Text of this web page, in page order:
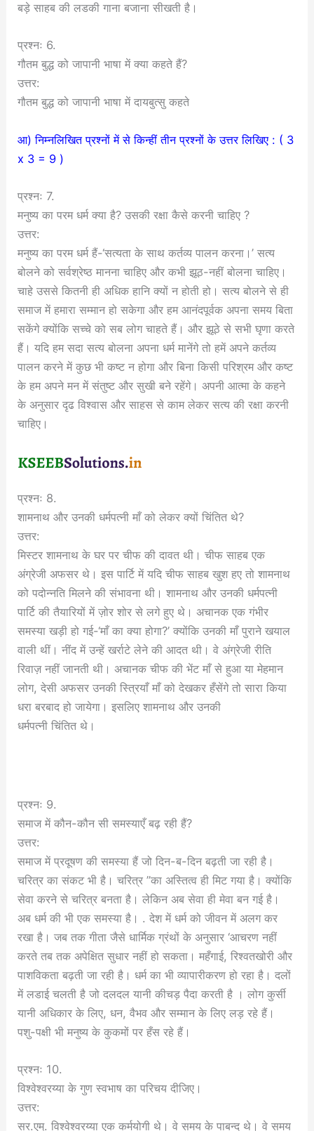
बड़े साहब की लडकी गाना बजाना सीखती है।
प्रश्नः 6.
गौतम बुद्ध को जापानी भाषा में क्या कहते हैं?
उत्तर:
गौतम बुद्ध को जापानी भाषा में दायबुत्सु कहते
आ) निम्नलिखित प्रश्नों में से किन्हीं तीन प्रश्नों के उत्तर लिखिए : ( 3
x 3 = 9 )
प्रश्नः 7.
मनुष्य का परम धर्म क्या है? उसकी रक्षा कैसे करनी चाहिए ?
उत्तर:
मनुष्य का परम धर्म हैं-‘सत्यता के साथ कर्तव्य पालन करना।’ सत्य
बोलने को सर्वश्रेष्ठ मानना चाहिए और कभी झूठ-नहीं बोलना चाहिए।
चाहे उससे कितनी ही अधिक हानि क्यों न होती हो। सत्य बोलने से ही
समाज में हमारा सम्मान हो सकेगा और हम आनंदपूर्वक अपना समय बिता
सकेंगे क्योंकि सच्चे को सब लोग चाहते हैं। और झूठे से सभी घृणा करते
हैं। यदि हम सदा सत्य बोलना अपना धर्म मानेंगे तो हमें अपने कर्तव्य
पालन करने में कुछ भी कष्ट न होगा और बिना किसी परिश्रम और कष्ट
के हम अपने मन में संतुष्ट और सुखी बने रहेंगे। अपनी आत्मा के कहने
के अनुसार दृढ विश्वास और साहस से काम लेकर सत्य की रक्षा करनी
चाहिए।
प्रश्नः 8.
शामनाथ और उनकी धर्मपत्नी माँ को लेकर क्यों चिंतित थे?
उत्तर:
मिस्टर शामनाथ के घर पर चीफ की दावत थी। चीफ साहब एक
अंग्रेजी अफसर थे। इस पार्टि में यदि चीफ साहब खुश हए तो शामनाथ
को पदोन्नति मिलने की संभावना थी। शामनाथ और उनकी धर्मपत्नी
पार्टि की तैयारियों में ज़ोर शोर से लगे हुए थे। अचानक एक गंभीर
समस्या खड़ी हो गई-‘माँ का क्या होगा?’ क्योंकि उनकी माँ पुराने खयाल
वाली थीं। नींद में उन्हें खर्राटे लेने की आदत थी। वे अंग्रेजी रीति
रिवाज़ नहीं जानती थी। अचानक चीफ की भेंट माँ से हुआ या मेहमान
लोग, देसी अफसर उनकी स्त्रियाँ माँ को देखकर हँसेंगे तो सारा किया
धरा बरबाद हो जायेगा। इसलिए शामनाथ और उनकी
धर्मपत्नी चिंतित थे।
प्रश्नः 9.
समाज में कौन-कौन सी समस्याएँ बढ़ रही हैं?
उत्तर:
समाज में प्रदूषण की समस्या हैं जो दिन-ब-दिन बढ़ती जा रही है।
चरित्र का संकट भी है। चरित्र ”का अस्तित्व ही मिट गया है। क्योंकि
सेवा करने से चरित्र बनता है। लेकिन अब सेवा ही मेवा बन गई है।
अब धर्म की भी एक समस्या है। . देश में धर्म को जीवन में अलग कर
रखा है। जब तक गीता जैसे धार्मिक ग्रंथों के अनुसार ‘आचरण नहीं
करते तब तक अपेक्षित सुधार नहीं हो सकता। महँगाई, रिश्वतखोरी और
पाशविकता बढ़ती जा रही है। धर्म का भी व्यापारीकरण हो रहा है। दलों
में लडाई चलती है जो दलदल यानी कीचड़ पैदा करती है । लोग कुर्सी
यानी अधिकार के लिए, धन, वैभव और सम्मान के लिए लड़ रहे हैं।
पशु-पक्षी भी मनुष्य के कुकमों पर हँस रहे हैं।
प्रश्नः 10.
विश्वेश्वरय्या के गुण स्वभाष का परिचय दीजिए।
उत्तर:
सर.एम्. विश्वेश्वरय्या एक कर्मयोगी थे। वे समय के पाबन्द थे। वे समय